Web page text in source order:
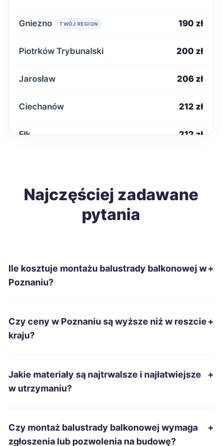
Gniezno TWÓJ REGION 190 zł
Piotrków Trybunalski 200 zł
Jarosław 206 zł
Ciechanów 212 zł
Ełk 212 zł
Starachowice 212 zł
Szczecinek 213 zł
Tomaszów Mazowiecki
Suwałki
Łomża
Najczęściej zadawane
pytania
Ile kosztuje montażu balustrady balkonowej w
Poznaniu?
+
Czy ceny w Poznaniu są wyższe niż w reszcie
kraju?
+
Jakie materiały są najtrwalsze i najłatwiejsze
w utrzymaniu?
+
Czy montaż balustrady balkonowej wymaga
zgłoszenia lub pozwolenia na budowę?
+